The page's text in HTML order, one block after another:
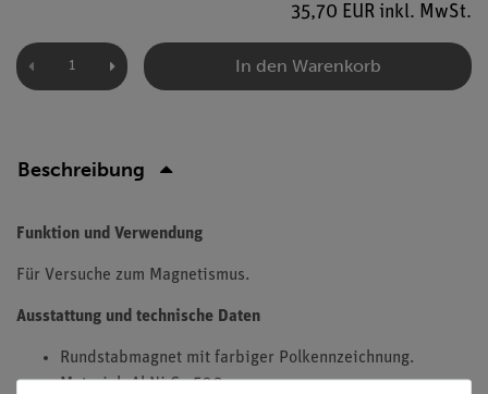
35,70 EUR inkl. MwSt.
In den Warenkorb
Beschreibung
Funktion und Verwendung
Für Versuche zum Magnetismus.
Ausstattung und technische Daten
Rundstabmagnet mit farbiger Polkennzeichnung.
Material: Al Ni Co 500.